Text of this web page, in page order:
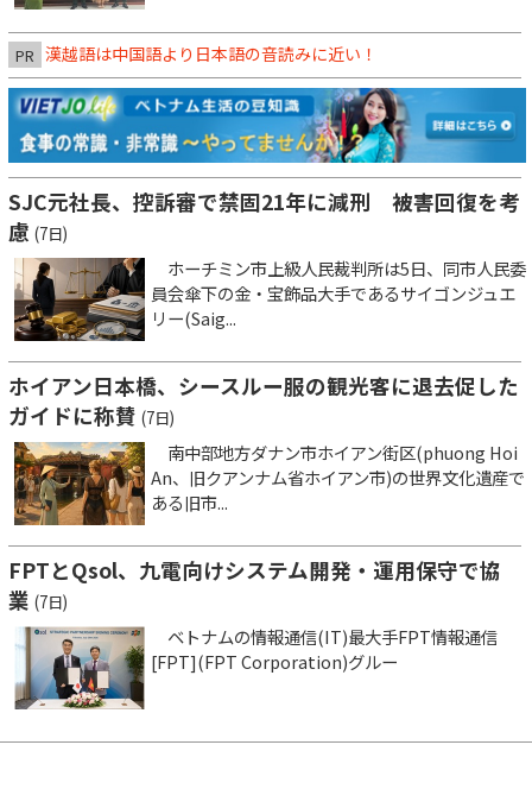
PR 漢越語は中国語より日本語の音読みに近い！
SJC元社長、控訴審で禁固21年に減刑 被害回復を考
慮 (7日)
ホーチミン市上級人民裁判所は5日、同市人民委
員会傘下の金・宝飾品大手であるサイゴンジュエ
リー(Saig...
ホイアン日本橋、シースルー服の観光客に退去促した
ガイドに称賛 (7日)
南中部地方ダナン市ホイアン街区(phuong Hoi
An、旧クアンナム省ホイアン市)の世界文化遺産で
ある旧市...
FPTとQsol、九電向けシステム開発・運用保守で協
業 (7日)
ベトナムの情報通信(IT)最大手FPT情報通信
[FPT](FPT Corporation)グルー